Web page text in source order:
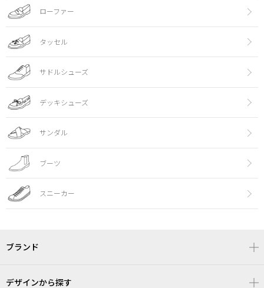
ローファー
タッセル
サドルシューズ
デッキシューズ
サンダル
ブーツ
スニーカー
ブランド
デザインから探す